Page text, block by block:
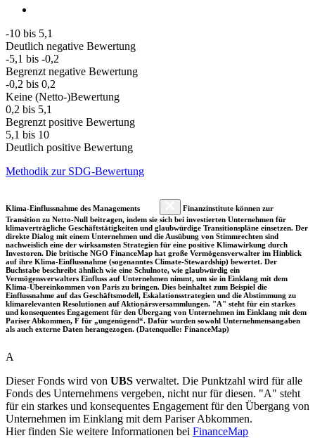
-10 bis 5,1
Deutlich negative Bewertung
-5,1 bis -0,2
Begrenzt negative Bewertung
-0,2 bis 0,2
Keine (Netto-)Bewertung
0,2 bis 5,1
Begrenzt positive Bewertung
5,1 bis 10
Deutlich positive Bewertung
Methodik zur SDG-Bewertung
Klima-Einflussnahme des Managements
Finanzinstitute können zur
Transition zu Netto-Null beitragen, indem sie sich bei investierten Unternehmen für
klimaverträgliche Geschäftstätigkeiten und glaubwürdige Transitionspläne einsetzen. Der
direkte Dialog mit einem Unternehmen und die Ausübung von Stimmrechten sind
nachweislich eine der wirksamsten Strategien für eine positive Klimawirkung durch
Investoren. Die britische NGO FinanceMap hat große Vermögensverwalter im Hinblick
auf ihre Klima-Einflussnahme (sogenanntes Climate-Stewardship) bewertet. Der
Buchstabe beschreibt ähnlich wie eine Schulnote, wie glaubwürdig ein
Vermögensverwalters Einfluss auf Unternehmen nimmt, um sie in Einklang mit dem
Klima-Übereinkommen von Paris zu bringen. Dies beinhaltet zum Beispiel die
Einflussnahme auf das Geschäftsmodell, Eskalationsstrategien und die Abstimmung zu
klimarelevanten Resolutionen auf Aktionärsversammlungen. "A" steht für ein starkes
und konsequentes Engagement für den Übergang von Unternehmen im Einklang mit dem
Pariser Abkommen, F für „ungenügend“. Dafür wurden sowohl Unternehmensangaben
als auch externe Daten herangezogen. (Datenquelle: FinanceMap)
A
Dieser Fonds wird von UBS verwaltet. Die Punktzahl wird für alle
Fonds des Unternehmens vergeben, nicht nur für diesen. "A" steht
für ein starkes und konsequentes Engagement für den Übergang von
Unternehmen im Einklang mit dem Pariser Abkommen.
Hier finden Sie weitere Informationen bei FinanceMap